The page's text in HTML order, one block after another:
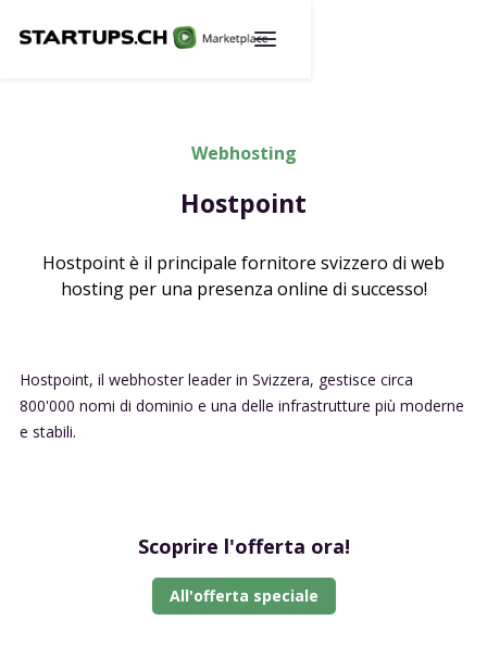
Webhosting
Hostpoint
Hostpoint è il principale fornitore svizzero di web
hosting per una presenza online di successo!
Hostpoint, il webhoster leader in Svizzera, gestisce circa
800'000 nomi di dominio e una delle infrastrutture più moderne
e stabili.
Scoprire l'offerta ora!
All'offerta speciale